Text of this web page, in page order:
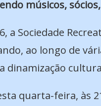
músicos,
a Sociedade
ao longo de
dinamização
quarta-feira, às